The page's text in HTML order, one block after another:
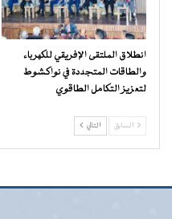
انطلاق الملتقى الإفريقي للكهرباء
والطاقات المتجددة في نواكشوط
لتعزيز التكامل الطاقوي
السابق التالي